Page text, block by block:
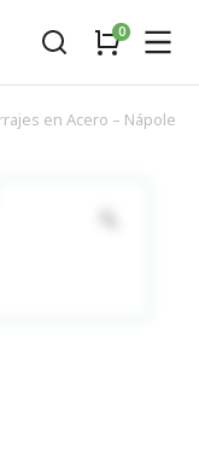
en Acero – Nápoles